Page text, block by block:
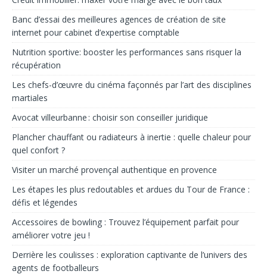
Banc d’essai des meilleures agences de création de site
internet pour cabinet d’expertise comptable
Nutrition sportive: booster les performances sans risquer la
récupération
Les chefs-d’œuvre du cinéma façonnés par l’art des disciplines
martiales
Avocat villeurbanne : choisir son conseiller juridique
Plancher chauffant ou radiateurs à inertie : quelle chaleur pour
quel confort ?
Visiter un marché provençal authentique en provence
Les étapes les plus redoutables et ardues du Tour de France :
défis et légendes
Accessoires de bowling : Trouvez l’équipement parfait pour
améliorer votre jeu !
Derrière les coulisses : exploration captivante de l’univers des
agents de footballeurs